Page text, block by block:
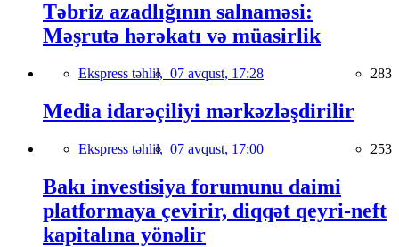
Təbriz azadlığının salnaməsi:
Məşrutə hərəkatı və müasirlik
Ekspress təhlil, 07 avqust, 17:28 283
Media idarəçiliyi mərkəzləşdirilir
Ekspress təhlil, 07 avqust, 17:00 253
Bakı investisiya forumunu daimi
platformaya çevirir, diqqət qeyri-neft
kapitalına yönəlir